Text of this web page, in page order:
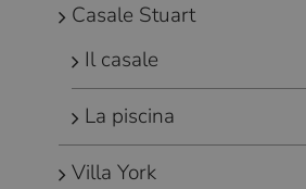
Casale Stuart
Il casale
La piscina
Villa York